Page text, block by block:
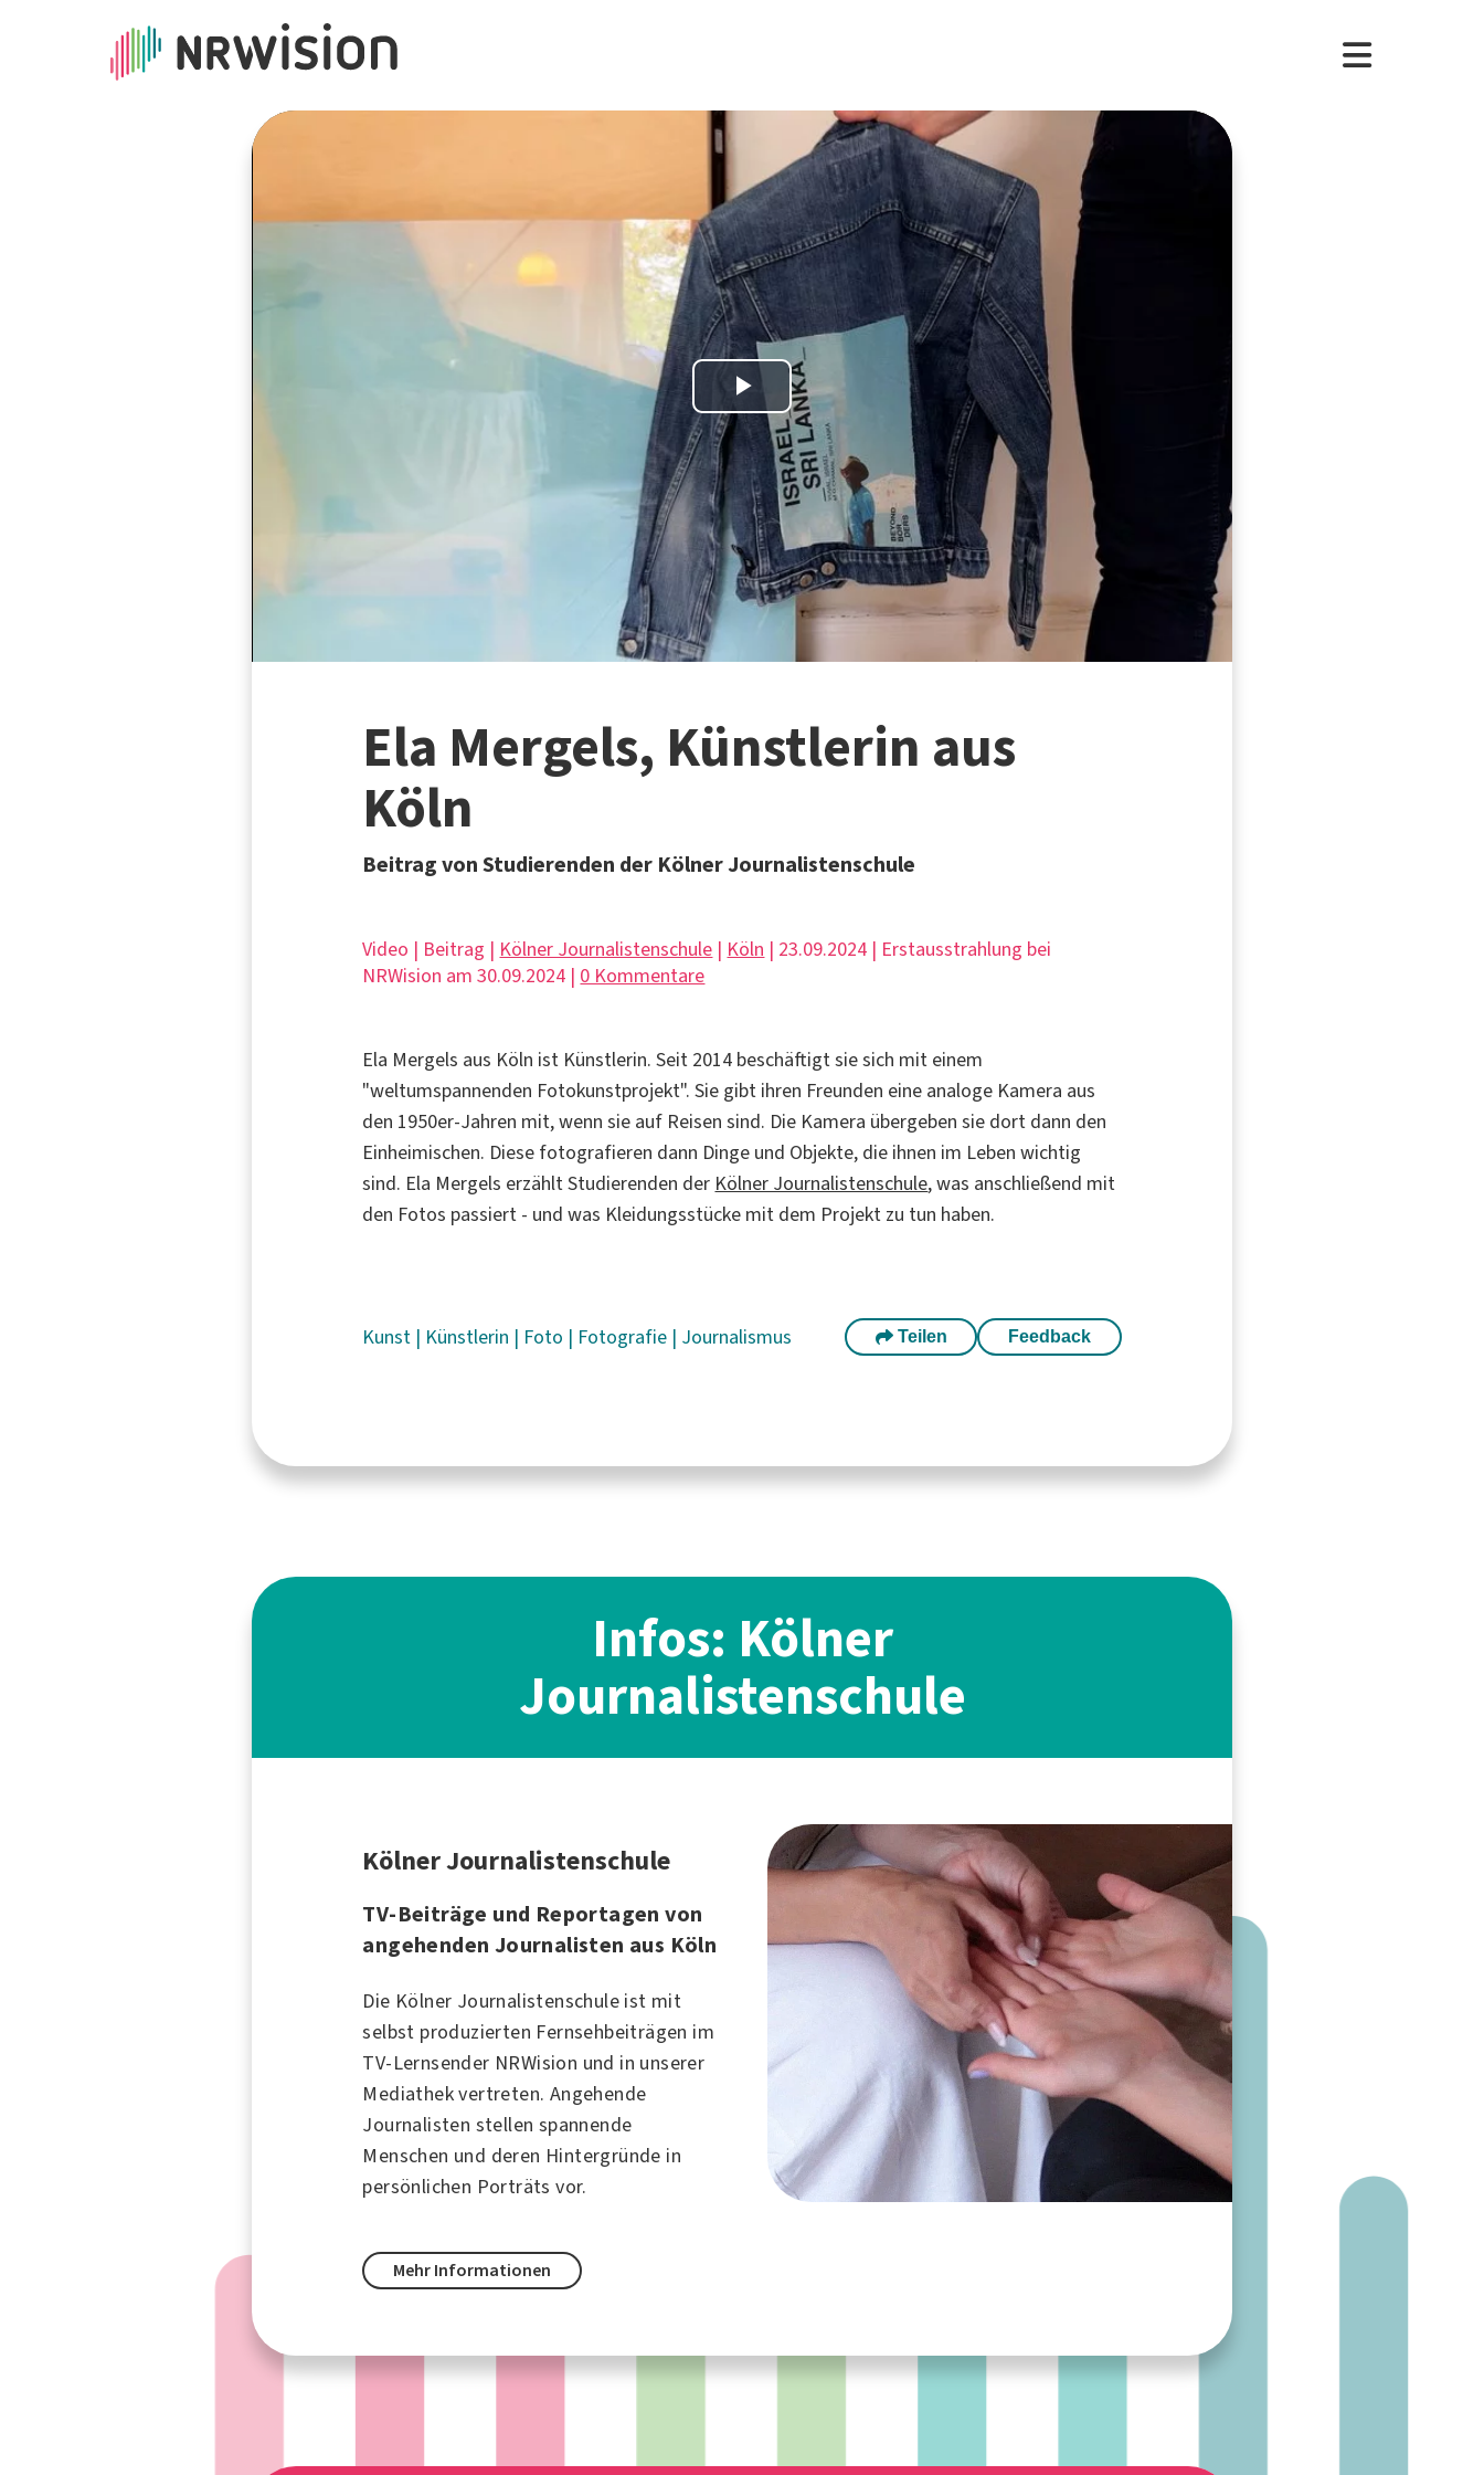
Play
Video
Ela Mergels, Künstlerin aus
Köln
Beitrag von Studierenden der Kölner Journalistenschule
Video | Beitrag | Kölner Journalistenschule | Köln | 23.09.2024 | Erstausstrahlung bei
NRWision am 30.09.2024 | 0 Kommentare
Ela Mergels aus Köln ist Künstlerin. Seit 2014 beschäftigt sie sich mit einem
"weltumspannenden Fotokunstprojekt". Sie gibt ihren Freunden eine analoge Kamera aus
den 1950er-Jahren mit, wenn sie auf Reisen sind. Die Kamera übergeben sie dort dann den
Einheimischen. Diese fotografieren dann Dinge und Objekte, die ihnen im Leben wichtig
sind. Ela Mergels erzählt Studierenden der Kölner Journalistenschule, was anschließend mit
den Fotos passiert - und was Kleidungsstücke mit dem Projekt zu tun haben.
Kunst | Künstlerin | Foto | Fotografie | Journalismus Teilen Feedback
Infos: Kölner
Journalistenschule
Kölner Journalistenschule
TV-Beiträge und Reportagen von
angehenden Journalisten aus Köln
Die Kölner Journalistenschule ist mit
selbst produzierten Fernsehbeiträgen im
TV-Lernsender NRWision und in unserer
Mediathek vertreten. Angehende
Journalisten stellen spannende
Menschen und deren Hintergründe in
persönlichen Porträts vor.
Mehr Informationen